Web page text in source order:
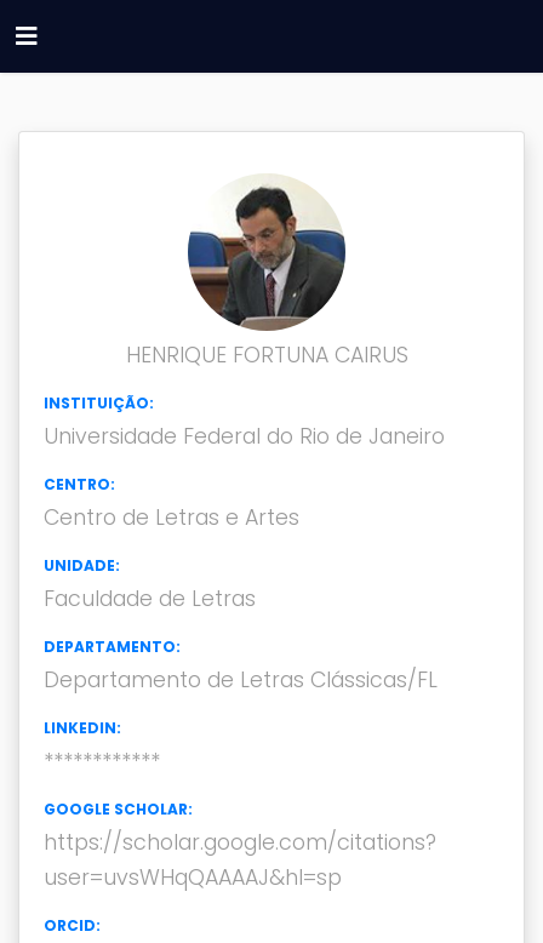
HENRIQUE FORTUNA CAIRUS
INSTITUIÇÃO:
Universidade Federal do Rio de Janeiro
CENTRO:
Centro de Letras e Artes
UNIDADE:
Faculdade de Letras
DEPARTAMENTO:
Departamento de Letras Clássicas/FL
LINKEDIN:
************
GOOGLE SCHOLAR:
https://scholar.google.com/citations?
user=uvsWHqQAAAAJ&hl=sp
ORCID: